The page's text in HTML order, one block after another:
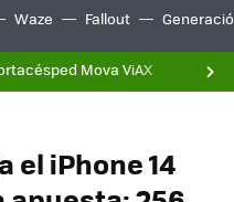
Waze Fallout
Mova ViAX
el iPhone 14